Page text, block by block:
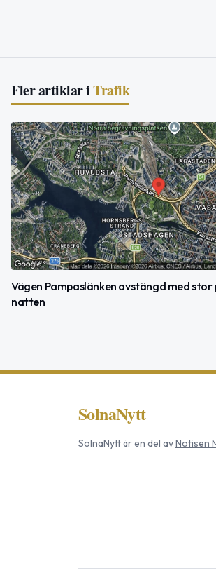
Fler artiklar iTrafik
Vägen Pampaslänken avstängd med
natten
SolnaNytt
SolnaNyttär en del avNotisen